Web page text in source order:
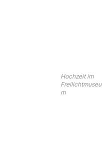
Hochzeit im
Freilichtmuseu
m